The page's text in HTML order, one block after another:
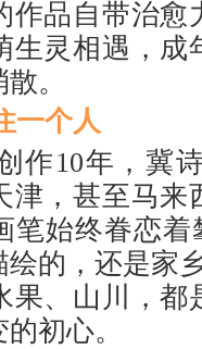
作品自带治
生灵相遇，
。
一个人
作10年，冀
津，甚至马
笔始终眷恋
的，还是家
果、山川，
初心。